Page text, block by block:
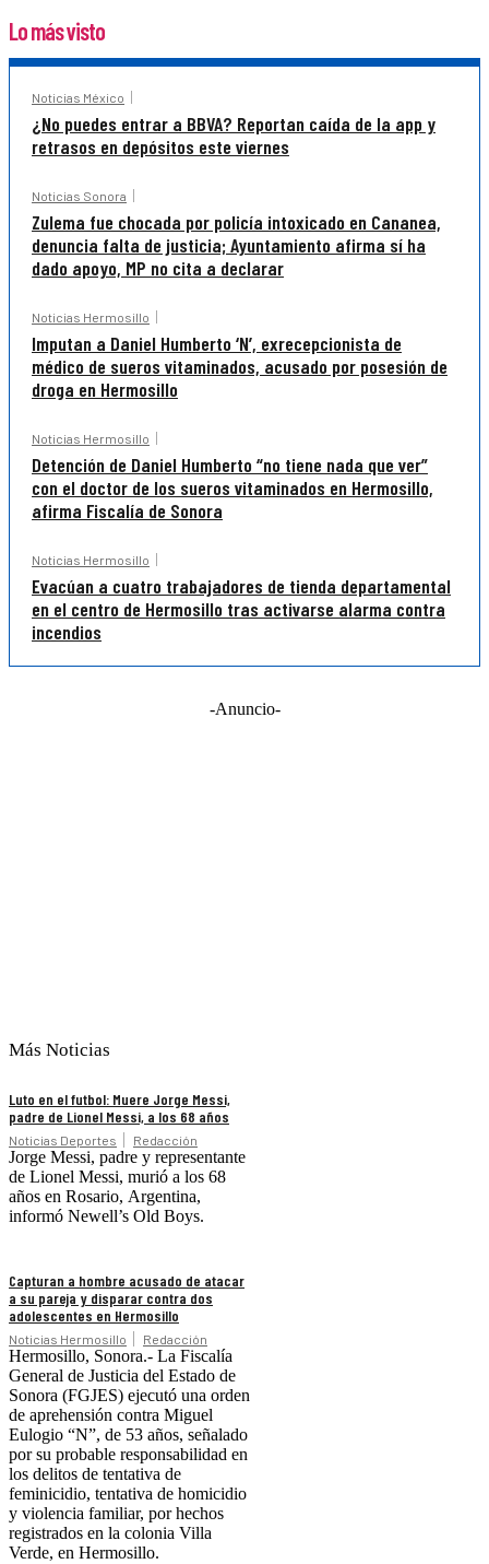
Lo más visto
Noticias México
¿No puedes entrar a BBVA? Reportan caída de la app y
retrasos en depósitos este viernes
Noticias Sonora
Zulema fue chocada por policía intoxicado en Cananea,
denuncia falta de justicia; Ayuntamiento afirma sí ha
dado apoyo, MP no cita a declarar
Noticias Hermosillo
Imputan a Daniel Humberto ‘N’, exrecepcionista de
médico de sueros vitaminados, acusado por posesión de
droga en Hermosillo
Noticias Hermosillo
Detención de Daniel Humberto “no tiene nada que ver”
con el doctor de los sueros vitaminados en Hermosillo,
afirma Fiscalía de Sonora
Noticias Hermosillo
Evacúan a cuatro trabajadores de tienda departamental
en el centro de Hermosillo tras activarse alarma contra
incendios
-Anuncio-
Más Noticias
Luto en el futbol: Muere Jorge Messi,
padre de Lionel Messi, a los 68 años
Noticias Deportes Redacción
Jorge Messi, padre y representante
de Lionel Messi, murió a los 68
años en Rosario, Argentina,
informó Newell’s Old Boys.
Capturan a hombre acusado de atacar
a su pareja y disparar contra dos
adolescentes en Hermosillo
Noticias Hermosillo Redacción
Hermosillo, Sonora.- La Fiscalía
General de Justicia del Estado de
Sonora (FGJES) ejecutó una orden
de aprehensión contra Miguel
Eulogio “N”, de 53 años, señalado
por su probable responsabilidad en
los delitos de tentativa de
feminicidio, tentativa de homicidio
y violencia familiar, por hechos
registrados en la colonia Villa
Verde, en Hermosillo.